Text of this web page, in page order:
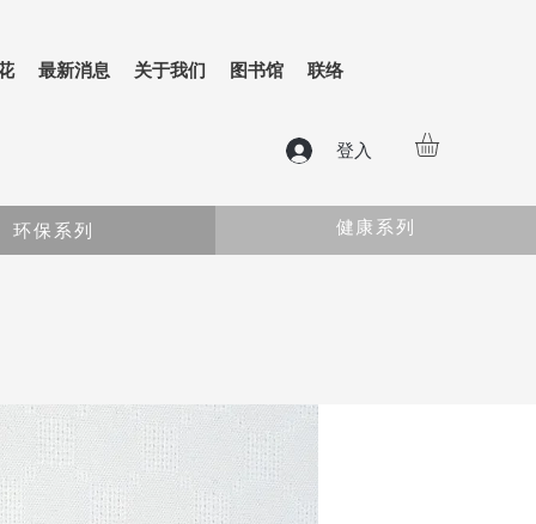
最新消息 关于我们 图书馆 联络
登入
环保系列 健康系列